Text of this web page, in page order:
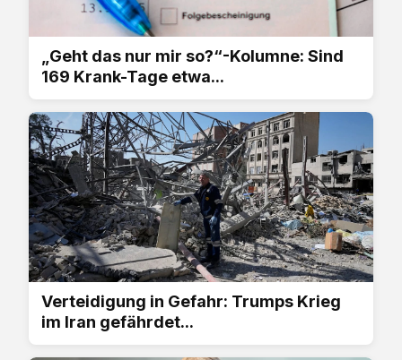
„Geht das nur mir so?“-Kolumne: Sind
169 Krank-Tage etwa...
Verteidigung in Gefahr: Trumps Krieg
im Iran gefährdet...